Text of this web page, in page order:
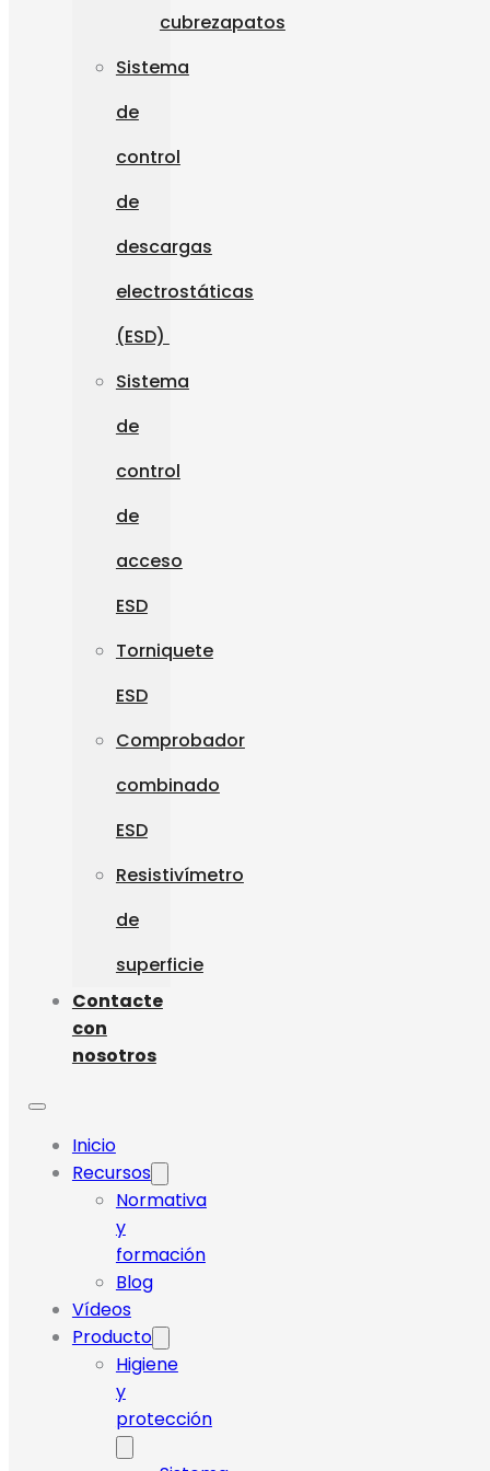
cubrezapatos
Sistema
de
control
de
descargas
electrostáticas
(ESD)
Sistema
de
control
de
acceso
ESD
Torniquete
ESD
Comprobador
combinado
ESD
Resistivímetro
de
superficie
Contacte
con
nosotros
Inicio
Recursos
Normativa
y
formación
Blog
Vídeos
Producto
Higiene
y
protección